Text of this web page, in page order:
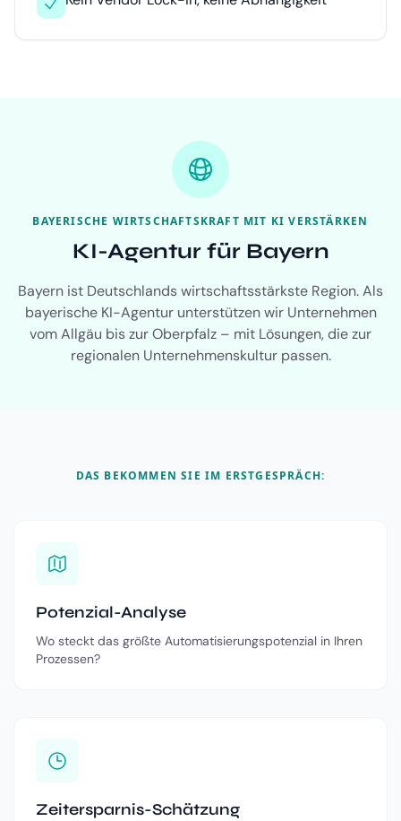
BAYERISCHE WIRTSCHAFTSKRAFT MIT KI VERSTÄRKEN
KI-Agentur für Bayern
Bayern ist Deutschlands wirtschaftsstärkste Region. Als
bayerische KI-Agentur unterstützen wir Unternehmen
vom Allgäu bis zur Oberpfalz – mit Lösungen, die zur
regionalen Unternehmenskultur passen.
DAS BEKOMMEN SIE IM ERSTGESPRÄCH:
Potenzial-Analyse
Wo steckt das größte Automatisierungspotenzial in Ihren
Prozessen?
Zeitersparnis-Schätzung